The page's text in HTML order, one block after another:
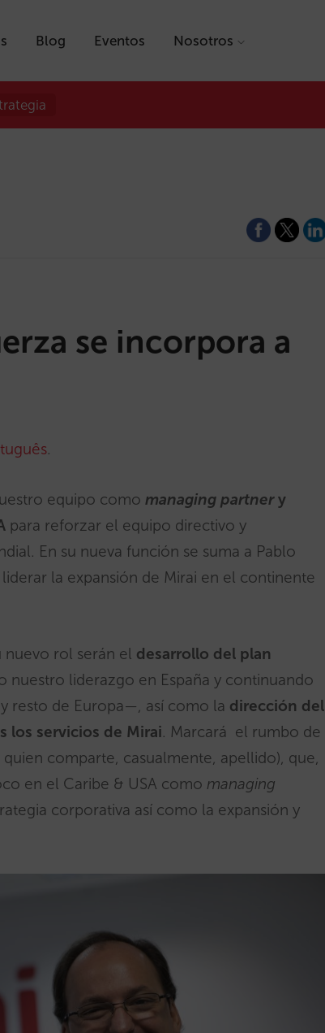
Blog Eventos Nosotros
se incorpora a
.
equipo como managing partnery
para reforzar el equipo directivo y
En su nueva función se suma a Pablo
la expansión de Mirai en el continente
nuevo rol serán el desarrollo del plan
nuestro liderazgo en España y continuando
resto de Europa—, así como la dirección del
los servicios de Mirai. Marcará el rumbo de
comparte, casualmente, apellido), que,
en el Caribe & USA como managing
corporativa así como la expansión y